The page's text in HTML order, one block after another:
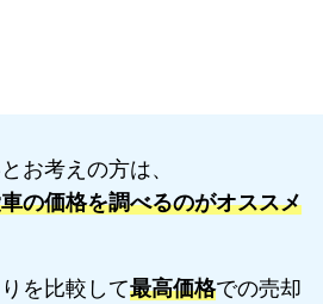
お考えの方は、
の価格を調べるのがオススメ
を比較して最高価格での売却